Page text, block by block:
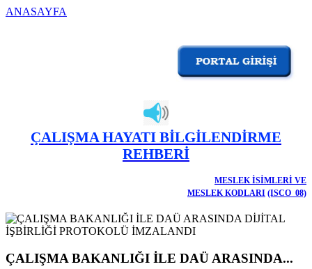
ANASAYFA
ÇALIŞMA HAYATI BİLGİLENDİRME
REHBERİ
MESLEK İSİMLERİ VE
MESLEK KODLARI (ISCO_08)
ÇALIŞMA BAKANLIĞI İLE DAÜ ARASINDA...